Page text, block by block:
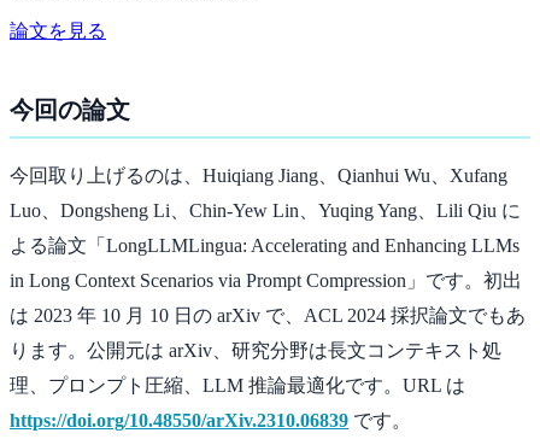
論文を見る
今回の論文
今回取り上げるのは、Huiqiang Jiang、Qianhui Wu、Xufang
Luo、Dongsheng Li、Chin-Yew Lin、Yuqing Yang、Lili Qiu に
よる論文「LongLLMLingua: Accelerating and Enhancing LLMs
in Long Context Scenarios via Prompt Compression」です。初出
は 2023 年 10 月 10 日の arXiv で、ACL 2024 採択論文でもあ
ります。公開元は arXiv、研究分野は長文コンテキスト処
理、プロンプト圧縮、LLM 推論最適化です。URL は
https://doi.org/10.48550/arXiv.2310.06839 です。